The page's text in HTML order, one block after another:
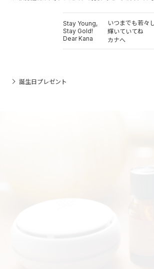
Stay Young,
Stay Gold!
Dear Kana
いつまでも若々
輝いていてね
カナへ
誕生日プレゼント